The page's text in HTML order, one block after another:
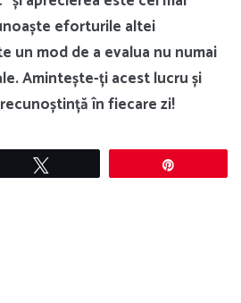
eforturile altei
un mod de a evalua nu numai
Amintește-ți acest lucru și
în fiecare zi!